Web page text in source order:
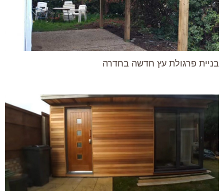
בניית פרגולת עץ חדשה בחדרה